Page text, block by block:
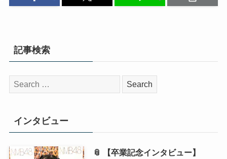
記事検索
検
索:
インタビュー
📎 【卒業記念インタビュー】